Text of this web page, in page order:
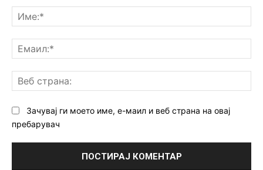
Зачувај ги моето име, е-маил и веб страна на овај
пребарувач